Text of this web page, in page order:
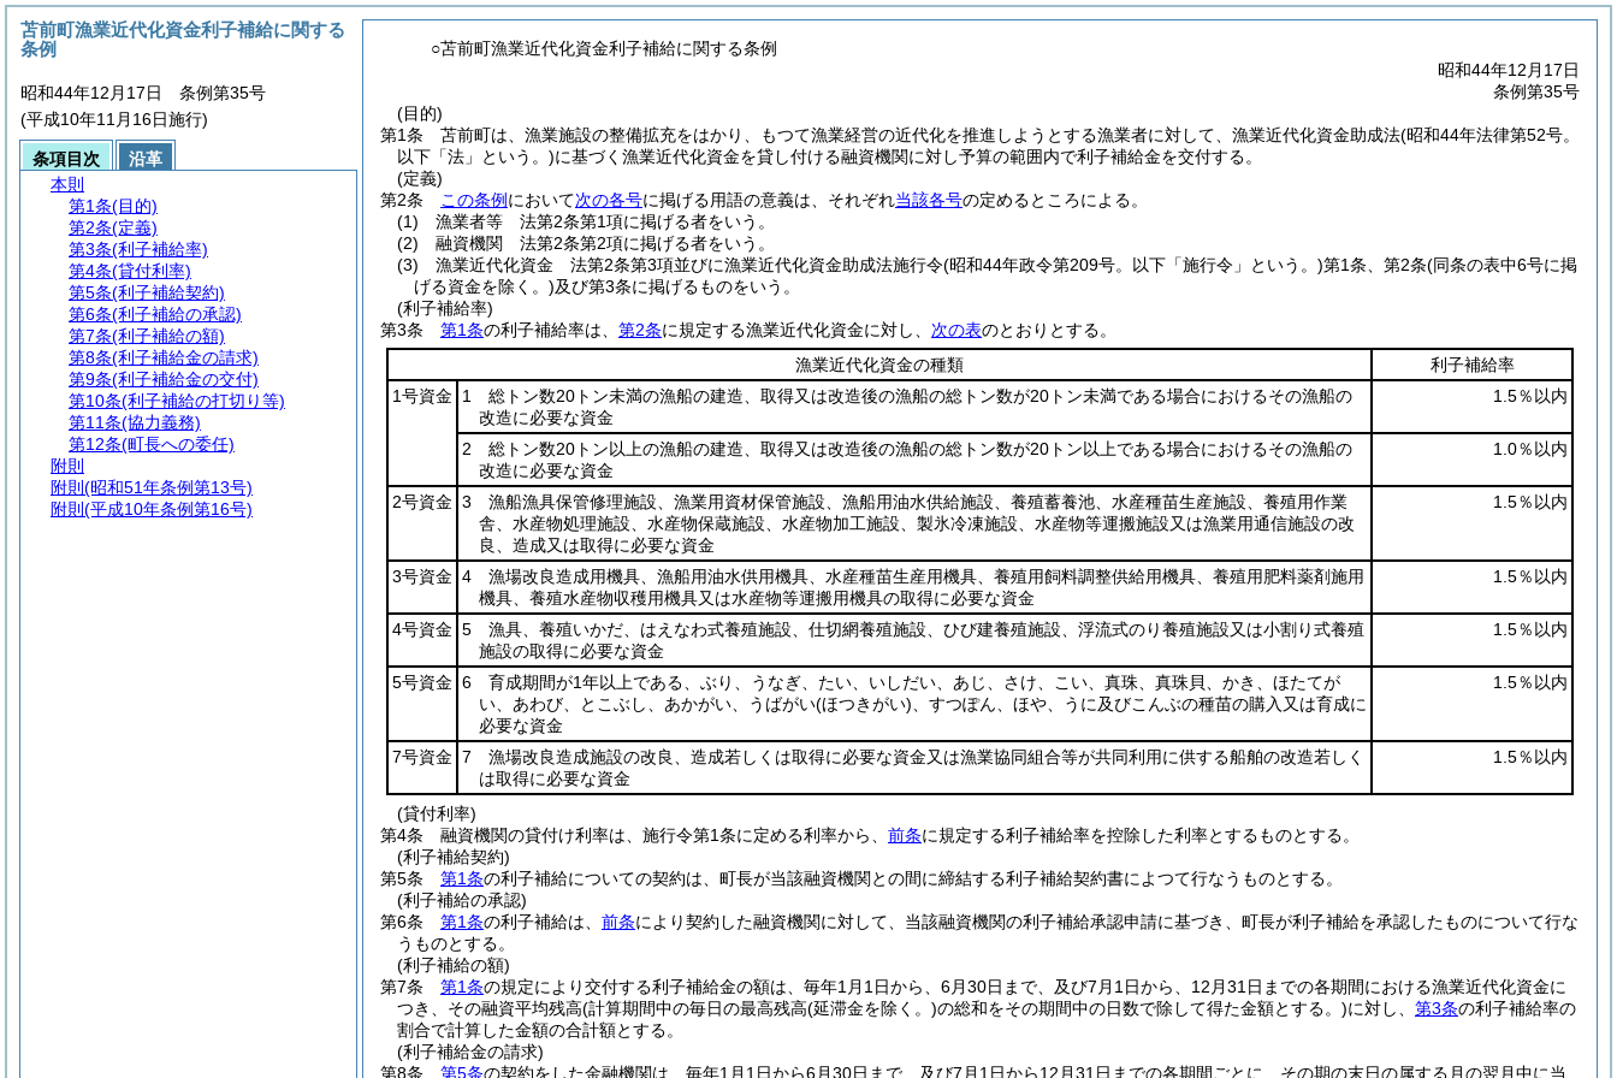
○苫前町漁業近代化資金利子補給に関する条例
昭和44年12月17日
条例第35号
(目的)
第1条
苫前町は、漁業施設の整備拡充をはかり、もつて漁業経営の近代化を推進しようとする漁業者に対して、漁業近代化資金助成法(昭和44年法律第52号。
以下「法」という。)に基づく漁業近代化資金を貸し付ける融資機関に対し予算の範囲内で利子補給金を交付する。
(定義)
第2条
この条例 において次の各号に掲げる用語の意義は、それぞれ当該各号の定めるところによる。
(1)
漁業者等 法第2条第1項に掲げる者をいう。
(2)
融資機関 法第2条第2項に掲げる者をいう。
(3)
漁業近代化資金 法第2条第3項並びに漁業近代化資金助成法施行令(昭和44年政令第209号。以下「施行令」という。)第1条、第2条(同条の表中6号に掲
げる資金を除く。)及び第3条に掲げるものをいう。
(利子補給率)
第3条
第1条の利子補給率は、 第2条に規定する漁業近代化資金に対し、 次の表のとおりとする。
漁業近代化資金の種類
利子補給率
1号資金
1 総トン数20トン未満の漁船の建造、取得又は改造後の漁船の総トン数が20トン未満である場合におけるその漁船の
改造に必要な資金
1.5％以内
2 総トン数20トン以上の漁船の建造、取得又は改造後の漁船の総トン数が20トン以上である場合におけるその漁船の
改造に必要な資金
1.0％以内
2号資金 3 漁船漁具保管修理施設、漁業用資材保管施設、漁船用油水供給施設、養殖蓄養池、水産種苗生産施設、養殖用作業
舎、水産物処理施設、水産物保蔵施設、水産物加工施設、製氷冷凍施設、水産物等運搬施設又は漁業用通信施設の改
良、造成又は取得に必要な資金
1.5％以内
3号資金 4 漁場改良造成用機具、漁船用油水供用機具、水産種苗生産用機具、養殖用飼料調整供給用機具、養殖用肥料薬剤施用
機具、養殖水産物収穫用機具又は水産物等運搬用機具の取得に必要な資金
1.5％以内
4号資金 5 漁具、養殖いかだ、はえなわ式養殖施設、仕切網養殖施設、ひび建養殖施設、浮流式のり養殖施設又は小割り式養殖
施設の取得に必要な資金
1.5％以内
5号資金 6 育成期間が1年以上である、ぶり、うなぎ、たい、いしだい、あじ、さけ、こい、真珠、真珠貝、かき、ほたてが
い、あわび、とこぶし、あかがい、うばがい(ほつきがい) 、すつぽん、ほや、うに及びこんぶの種苗の購入又は育成に
必要な資金
1.5％以内
7号資金 7 漁場改良造成施設の改良、造成若しくは取得に必要な資金又は漁業協同組合等が共同利用に供する船舶の改造若しく
は取得に必要な資金
1.5％以内
(貸付利率)
第4条
融資機関の貸付け利率は、施行令第1条に定める利率から、 前条に規定する利子補給率を控除した利率とするものとする。
(利子補給契約)
第5条
第1条の利子補給についての契約は、町長が当該融資機関との間に締結する利子補給契約書によつて行なうものとする。
(利子補給の承認)
第6条
第1条の利子補給は、 前条により契約した融資機関に対して、当該融資機関の利子補給承認申請に基づき、町長が利子補給を承認したものについて行な
うものとする。
(利子補給の額)
第7条
第1条の規定により交付する利子補給金の額は、毎年1月1日から、6月30日まで、及び7月1日から、12月31日までの各期間における漁業近代化資金に
つき、その融資平均残高(計算期間中の毎日の最高残高(延滞金を除く。)の総和をその期間中の日数で除して得た金額とする。)に対し、 第3条の利子補給率の
割合で計算した金額の合計額とする。
(利子補給金の請求)
第8条
第5条の契約をした金融機関は、毎年1月1日から6月30日まで、及び7月1日から12月31日までの各期間ごとに、その期の末日の属する月の翌月中に当
苫前町漁業近代化資金利子補給に関する
条例
昭和44年12月17日 条例第35号
(平成10年11月16日施行)
条項目次
沿革
本則
第1条(目的)
第2条(定義)
第3条(利子補給率)
第4条(貸付利率)
第5条(利子補給契約)
第6条(利子補給の承認)
第7条(利子補給の額)
第8条(利子補給金の請求)
第9条(利子補給金の交付)
第10条(利子補給の打切り等)
第11条(協力義務)
第12条(町長への委任)
附則
附則 (昭和51年条例第13号)
附則 (平成10年条例第16号)